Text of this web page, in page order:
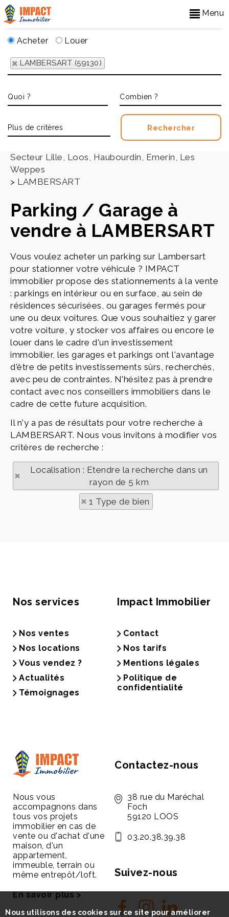
Menu
Acheter Louer
LAMBERSART (59130)
Secteur Lille, Loos, Haubourdin, Emerin, Les
Weppes
> LAMBERSART
Parking / Garage à
vendre à LAMBERSART
Vous voulez acheter un parking sur Lambersart
pour stationner votre véhicule ? IMPACT
immobilier propose des stationnements à la vente
: parkings en intérieur ou en surface, au sein de
résidences sécurisées, ou garages fermés pour
une ou deux voitures. Que vous souhaitiez y garer
votre voiture, y stocker vos affaires ou encore le
louer dans le cadre d'un investissement
immobilier, les garages et parkings ont l'avantage
d'être de petits investissements sûrs, recherchés,
avec peu de contraintes. N'hésitez pas à prendre
contact avec nos conseillers immobiliers dans le
cadre de cette future acquisition.
Il n'y a pas de résultats pour votre recherche à
LAMBERSART. Nous vous invitons à modifier vos
critères de recherche :
Localisation : Etendre la recherche dans un
rayon de 5 km
1 Type de bien
Nos services
Nos ventes
Nos locations
Vous vendez ?
Actualités
Témoignages
Impact Immobilier
Contact
Nos tarifs
Mentions légales
Politique de
confidentialité
Nous vous
accompagnons dans
tous vos projets
immobilier en cas de
vente ou d'achat d'une
maison, d'un
appartement,
immeuble, terrain ou
même entrepôt/loft.
En savoir plus >
Contactez-nous
38 rue du Maréchal
Foch
59120 LOOS
03.20.38.39.38
Suivez-nous
Nous utilisons des cookies sur ce site pour améliorer